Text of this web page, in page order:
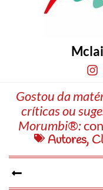
Gostou da
críticas ou
Morumbi®:
Autores,